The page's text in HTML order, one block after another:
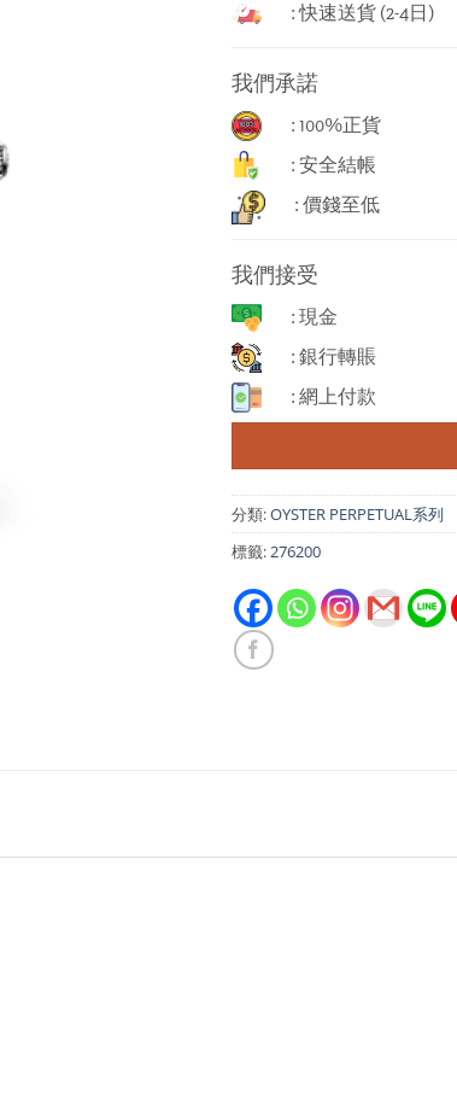
: 快速送貨 (2-4日)
我們承諾
: 100%正貨
: 安全結帳
: 價錢至低
我們接受
: 現金
: 銀行轉賬
: 網上付款
分類:OYSTER PERPETUAL系列
標籤:276200